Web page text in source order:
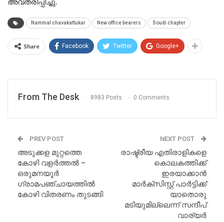
Nammal chavakattukar New office bearers Soudi chapter
Share Facebook Twitter Google+
From The Desk 8983 Posts 0 Comments
PREV POST
അടുക്കള മുറ്റത്തെ
കോഴി വളർത്തൽ –
ഒരുമനയൂർ
ഗ്രാമപഞ്ചായത്തിൽ
കോഴി വിതരണം തുടങ്ങി
NEXT POST
രാഷ്ട്രീയ എതിരാളികളെ
കൊലകത്തിക്ക്
ഇരയാക്കാൻ
മാർക്സിസ്റ്റ് പാർട്ടിക്ക്
യാതൊരു
മടിയുമില്ലെന്ന് സന്ദീപ്
വാര്യർ